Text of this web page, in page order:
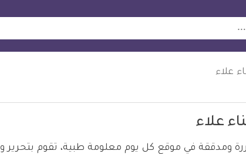
علاء
علاء
ومدققة في موقع كل يوم معلومة طبية، تقوم